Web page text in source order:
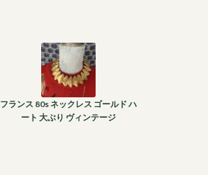
フランス 80s ネックレス ゴールド ハ
ート 大ぶり ヴィンテージ